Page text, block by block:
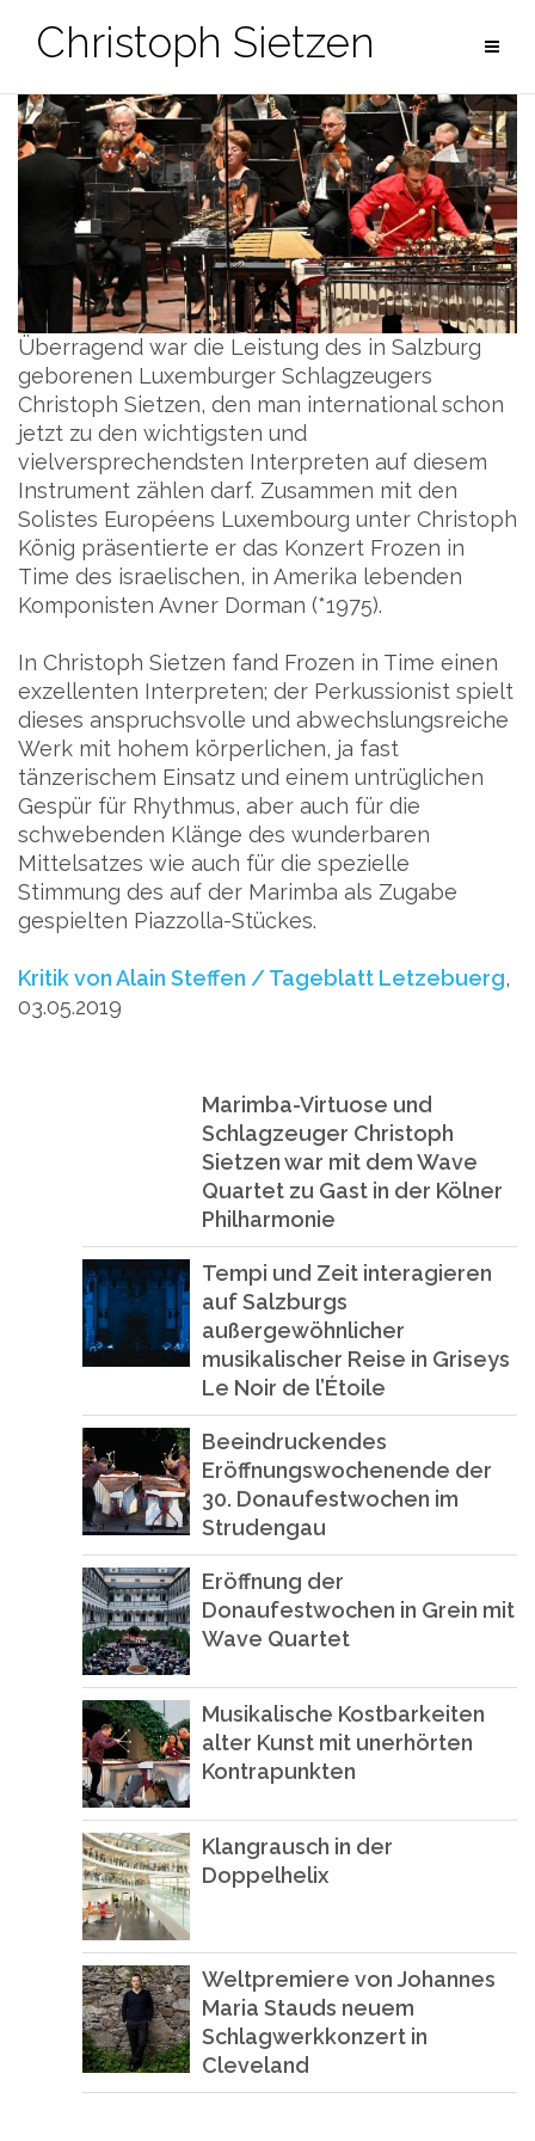
InhaltChristoph Sietzen
Überragend war die Leistung des in Salzburg
geborenen Luxemburger Schlagzeugers
Christoph Sietzen, den man international schon
jetzt zu den wichtigsten und
vielversprechendsten Interpreten auf diesem
Instrument zählen darf. Zusammen mit den
Solistes Européens Luxembourg unter Christoph
König präsentierte er das Konzert Frozen in
Time des israelischen, in Amerika lebenden
Komponisten Avner Dorman (*1975).
In Christoph Sietzen fand Frozen in Time einen
exzellenten Interpreten; der Perkussionist spielt
dieses anspruchsvolle und abwechslungsreiche
Werk mit hohem körperlichen, ja fast
tänzerischem Einsatz und einem untrüglichen
Gespür für Rhythmus, aber auch für die
schwebenden Klänge des wunderbaren
Mittelsatzes wie auch für die spezielle
Stimmung des auf der Marimba als Zugabe
gespielten Piazzolla-Stückes.
Kritik von Alain Steffen / Tageblatt Letzebuerg,
03.05.2019
Marimba-Virtuose und
Schlagzeuger Christoph
Sietzen war mit dem Wave
Quartet zu Gast in der Kölner
Philharmonie
Tempi und Zeit interagieren
auf Salzburgs
außergewöhnlicher
musikalischer Reise in Griseys
Le Noir de l’Étoile
Beeindruckendes
Eröffnungswochenende der
30. Donaufestwochen im
Strudengau
Eröffnung der
Donaufestwochen in Grein mit
Wave Quartet
Musikalische Kostbarkeiten
alter Kunst mit unerhörten
Kontrapunkten
Klangrausch in der
Doppelhelix
Weltpremiere von Johannes
Maria Stauds neuem
Schlagwerkkonzert in
Cleveland